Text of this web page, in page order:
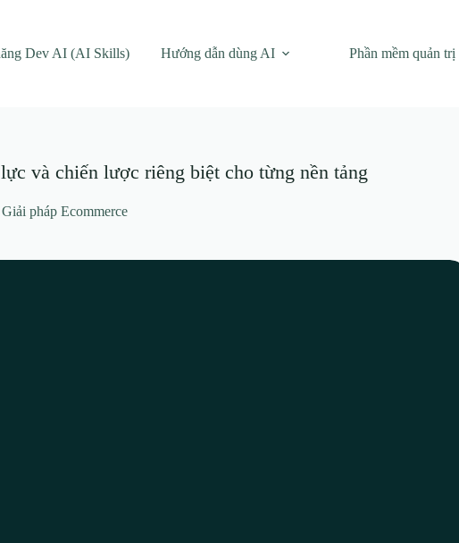
Dev AI (AI Skills) Hướng dẫn dùng AI Phần mềm quản trị
và chiến lược riêng biệt cho từng nền tảng
Giải pháp Ecommerce